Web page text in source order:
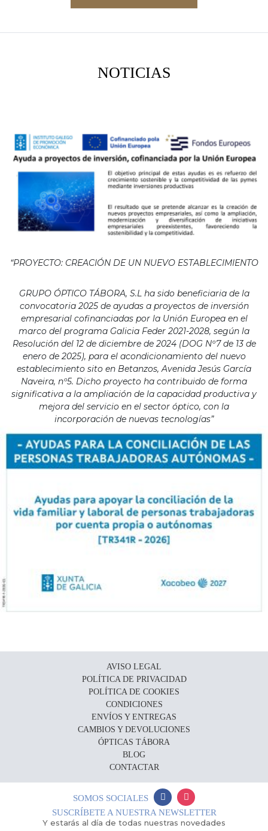
NOTICIAS
“PROYECTO: CREACIÓN DE UN NUEVO ESTABLECIMIENTO
GRUPO ÓPTICO TÁBORA, S.L ha sido beneficiaria de la
convocatoria 2025 de ayudas a proyectos de inversión
empresarial cofinanciadas por la Unión Europea en el
marco del programa Galicia Feder 2021-2028, según la
Resolución del 12 de diciembre de 2024 (DOG Nº7 de 13 de
enero de 2025), para el acondicionamiento del nuevo
establecimiento sito en Betanzos, Avenida Jesús García
Naveira, nº5. Dicho proyecto ha contribuido de forma
significativa a la ampliación de la capacidad productiva y
mejora del servicio en el sector óptico, con la
incorporación de nuevas tecnologías”
AVISO LEGAL
POLÍTICA DE PRIVACIDAD
POLÍTICA DE COOKIES
CONDICIONES
ENVÍOS Y ENTREGAS
CAMBIOS Y DEVOLUCIONES
ÓPTICAS TÁBORA
BLOG
CONTACTAR
SOMOS SOCIALES
SUSCRÍBETE A NUESTRA NEWSLETTER
Y estarás al día de todas nuestras novedades